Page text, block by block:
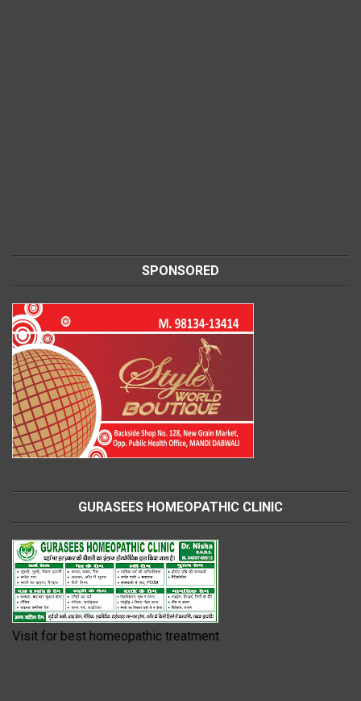
SPONSORED
GURASEES HOMEOPATHIC CLINIC
Visit for best homeopathic treatment